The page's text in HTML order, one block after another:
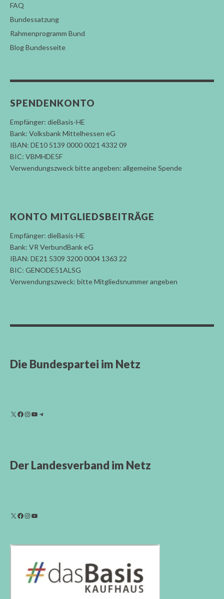
FAQ
Bundessatzung
Rahmenprogramm Bund
Blog Bundesseite
SPENDENKONTO
Empfänger: dieBasis-HE
Bank: Volksbank Mittelhessen eG
IBAN: DE10 5139 0000 0021 4332 09
BIC: VBMHDE5F
Verwendungszweck bitte angeben: allgemeine Spende
KONTO MITGLIEDSBEITRÄGE
Empfänger: dieBasis-HE
Bank: VR VerbundBank eG
IBAN: DE21 5309 3200 0004 1363 22
BIC: GENODE51ALSG
Verwendungszweck: bitte Mitgliedsnummer angeben
Die Bundespartei im Netz
Der Landesverband im Netz